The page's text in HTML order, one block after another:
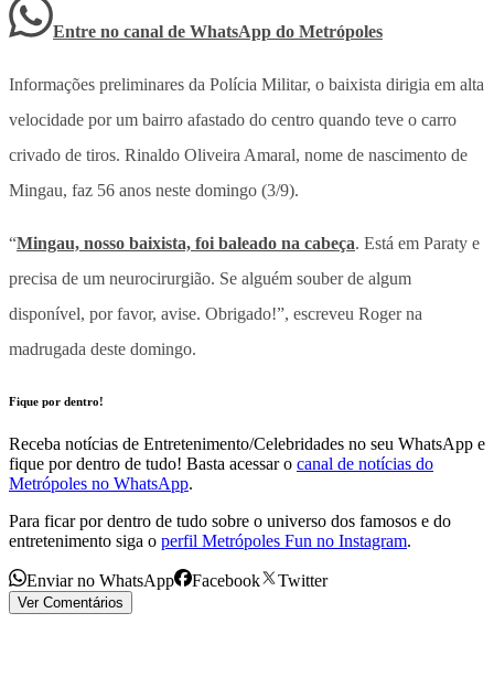
Entre no canal de WhatsApp do Metrópoles
Informações preliminares da Polícia Militar, o baixista dirigia em alta
velocidade por um bairro afastado do centro quando teve o carro
crivado de tiros. Rinaldo Oliveira Amaral, nome de nascimento de
Mingau, faz 56 anos neste domingo (3/9).
“Mingau, nosso baixista, foi baleado na cabeça. Está em Paraty e
precisa de um neurocirurgião. Se alguém souber de algum
disponível, por favor, avise. Obrigado!”, escreveu Roger na
madrugada deste domingo.
Fique por dentro!
Receba notícias de Entretenimento/Celebridades no seu WhatsApp e
fique por dentro de tudo! Basta acessar o canal de notícias do
Metrópoles no WhatsApp.
Para ficar por dentro de tudo sobre o universo dos famosos e do
entretenimento siga o perfil Metrópoles Fun no Instagram.
Enviar no WhatsApp Facebook Twitter
Ver Comentários